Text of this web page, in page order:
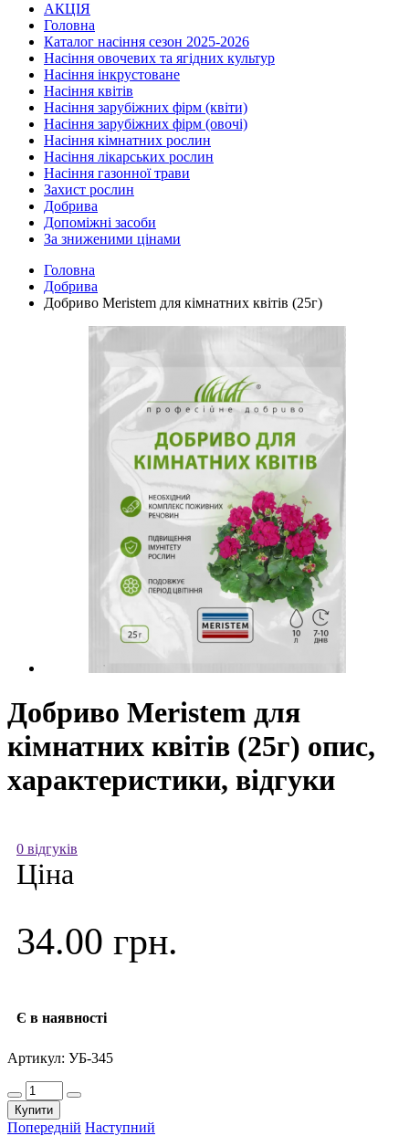
АКЦІЯ
Головна
Каталог насіння сезон 2025-2026
Насіння овочевих та ягідних культур
Насіння інкрустоване
Насіння квітів
Насіння зарубіжних фірм (квіти)
Насіння зарубіжних фірм (овочі)
Насіння кімнатних рослин
Насіння лікарських рослин
Насіння газонної трави
Захист рослин
Добрива
Допоміжні засоби
За зниженими цінами
Головна
Добрива
Добриво Meristem для кімнатних квітів (25г)
Добриво Meristem для
кімнатних квітів (25г) опис,
характеристики, відгуки
0 відгуків
Ціна
34.00 грн.
Є в наявності
Артикул: УБ-345
Купити
Попередній Наступний